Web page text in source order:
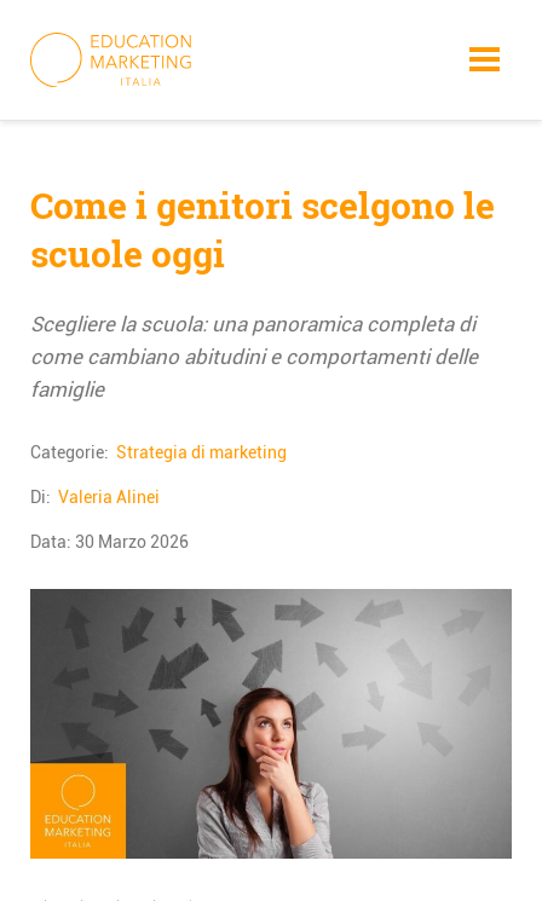
content
Come i genitori scelgono le
scuole oggi
Scegliere la scuola: una panoramica completa di
come cambiano abitudini e comportamenti delle
famiglie
Categorie: Strategia di marketing
Di: Valeria Alinei
Data: 30 Marzo 2026